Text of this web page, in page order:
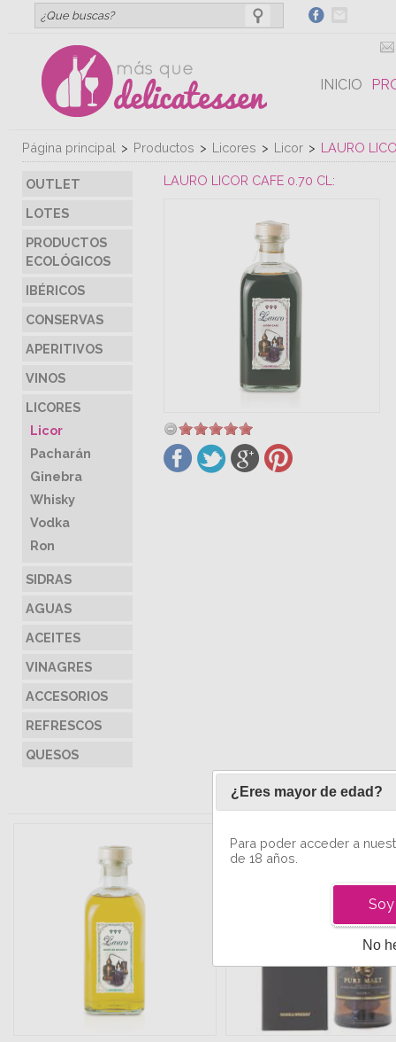
INICIO
Página principal > Productos > Licores > Licor > LAURO
LAURO LICOR CAFE 0.70 CL:
OUTLET
LOTES
PRODUCTOS
ECOLÓGICOS
IBÉRICOS
CONSERVAS
APERITIVOS
VINOS
LICORES
Licor
Pacharán
Ginebra
Whisky
Vodka
Ron
SIDRAS
AGUAS
ACEITES
VINAGRES
ACCESORIOS
REFRESCOS
QUESOS
TAMBIEN
NUEVO
¿Eres mayor de edad?
Para poder acceder a
de 18 años.
No